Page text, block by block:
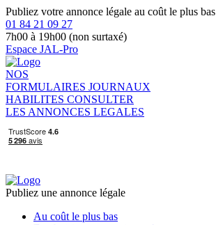
Publiez votre annonce légale au coût le plus bas
01 84 21 09 27
7h00 à 19h00 (non surtaxé)
Espace JAL-Pro
NOS
FORMULAIRES JOURNAUX
HABILITES CONSULTER
LES ANNONCES LEGALES
Publiez une annonce légale
Au coût le plus bas